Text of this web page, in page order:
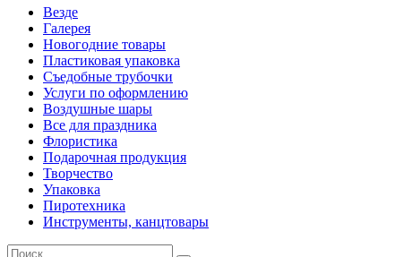
Везде
Галерея
Новогодние товары
Пластиковая упаковка
Съедобные трубочки
Услуги по оформлению
Воздушные шары
Все для праздника
Флористика
Подарочная продукция
Творчество
Упаковка
Пиротехника
Инструменты, канцтовары